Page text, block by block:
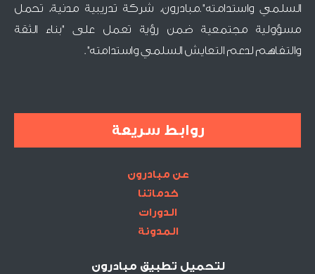
السلمي واستدامته".مبادرون، شركة تدريبية مدنية، تحمل
مسؤولية مجتمعية ضمن رؤية تعمل على "بناء الثقة
والتفاهم لدعم التعايش السلمي واستدامته".
روابط سريعة
عن مبادرون
خدماتنا
الدورات
المدونة
لتحميل تطبيق مبادرون